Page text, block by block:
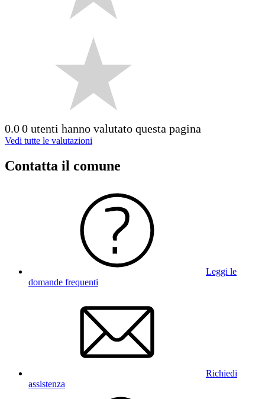
0.00 utenti hanno valutato questa pagina
Vedi tutte le valutazioni
Contatta il comune
Leggi le
domande frequenti
Richiedi
assistenza